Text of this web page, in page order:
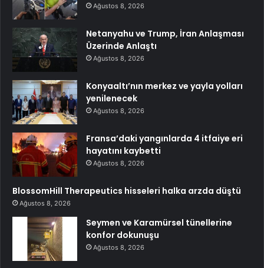
Ağustos 8, 2026
Netanyahu ve Trump, İran Anlaşması
Üzerinde Anlaştı
Ağustos 8, 2026
Konyaaltı’nın merkez ve yayla yolları
yenilenecek
Ağustos 8, 2026
Fransa’daki yangınlarda 4 itfaiye eri
hayatını kaybetti
Ağustos 8, 2026
BlossomHill Therapeutics hisseleri halka arzda düştü
Ağustos 8, 2026
Seymen ve Karamürsel tünellerine
konfor dokunuşu
Ağustos 8, 2026